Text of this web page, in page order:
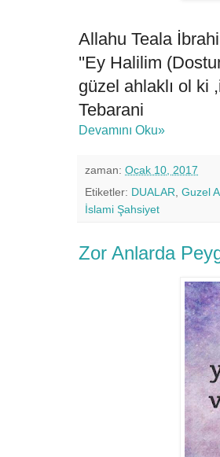
Allahu Teala
''Ey Halilim
güzel ahlaklı ol
Tebarani
Devamını Oku»
zaman: Ocak 10, 2017
Etiketler: DUALAR Guzel
İslami Şahsiyet
Zor Anlarda